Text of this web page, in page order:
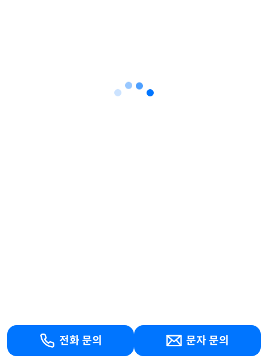
전화 문의 문자 문의